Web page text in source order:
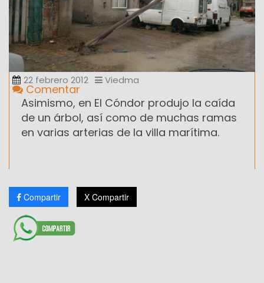
22 febrero 2012 Viedma
Comentar
Asimismo, en El Cóndor produjo la caída
de un árbol, así como de muchas ramas
en varias arterias de la villa marítima.
Compartir X Compartir